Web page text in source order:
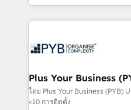
Marketing, Sales,
Ongoing optimization,
powerful growth engine.
search optimisation),
WordPress development. We work with enterprise
professional services,
Town, Dubai & London. 500+ HubSpot CRM
implementations
across ChatGPT, Claude,
Plus Your Business
โดย Plus Your Business (PYB)
<10 การติดตั้ง